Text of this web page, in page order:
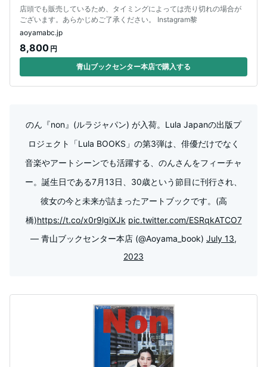
店頭でも販売しているため、タイミングによっては売り切れの場合が
ございます。あらかじめご了承ください。 Instagram黎
aoyamabc.jp
8,800 円
青山ブックセンター本店で購入する
のん『non』(ルラジャパン) が入荷。Lula Japanの出版プ
ロジェクト「Lula BOOKS」の第3弾は、俳優だけでなく
音楽やアートシーンでも活躍する、のんさんをフィーチャ
ー。誕生日である7月13日、30歳という節目に刊行され、
彼女の今と未来が詰まったアートブックです。(高
橋)https://t.co/x0r9lgiXJk pic.twitter.com/ESRqkATCO7
— 青山ブックセンター本店 (@Aoyama_book) July 13,
2023